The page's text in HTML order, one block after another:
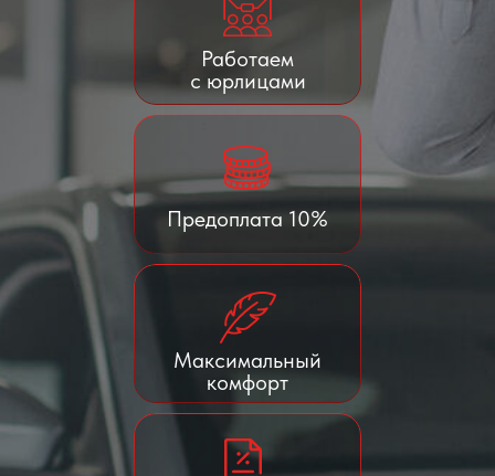
Максимальный
комфорт
Работаем
с юрлицами
Предоплата 10%